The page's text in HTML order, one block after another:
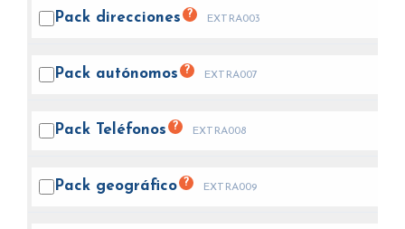
Pack direcciones ? EXTRA003
Pack autónomos ? EXTRA007
Pack Teléfonos ? EXTRA008
Pack geográfico ? EXTRA009